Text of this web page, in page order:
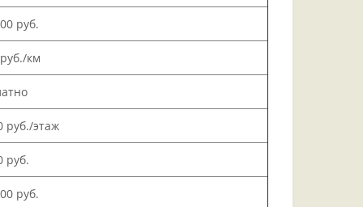
руб.
км
руб./этаж
руб.
руб.